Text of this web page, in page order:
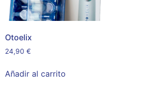
Otoelix
24,90 €
Añadir al carrito